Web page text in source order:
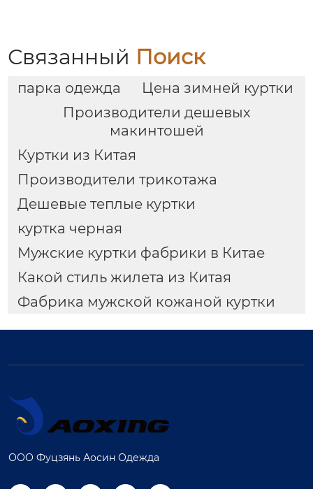
Связанный Поиск
парка одежда
Цена зимней куртки
Производители дешевых
макинтошей
Куртки из Китая
Производители трикотажа
Дешевые теплые куртки
куртка черная
Мужские куртки фабрики в Китае
Какой стиль жилета из Китая
Фабрика мужской кожаной куртки
ООО Фуцзянь Аосин Одежда